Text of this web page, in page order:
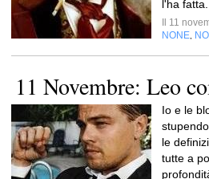
l'ha
Il 11
NONE
11 Novembre: Leo
Io e le
le
tutte a